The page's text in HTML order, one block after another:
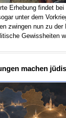
Erhebung findet
unter dem
zwingen nun zu der
Gewissheiten
machen